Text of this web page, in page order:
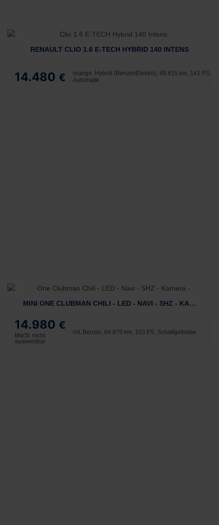
RENAULT CLIO 1.6 E-TECH HYBRID 140 INTENS
14.480 €
orange, Hybrid (Benzin/Elektro), 49.815 km, 141 PS,
Automatik
MINI ONE CLUBMAN CHILI - LED - NAVI - SHZ - KAMERA -
14.980 €
MwSt. nicht
ausweisbar
rot, Benzin, 64.870 km, 103 PS, Schaltgetriebe